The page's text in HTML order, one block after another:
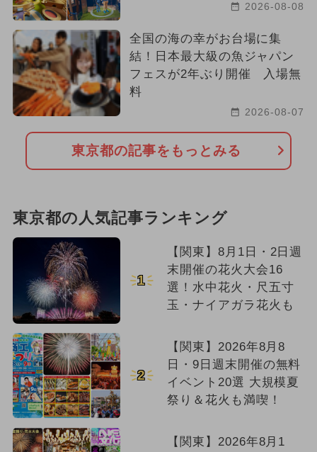
2026-08-08
全国の海の幸がお台場に集
結！日本最大級の魚ジャパン
フェスが2年ぶり開催 入場無
料
2026-08-07
東京都の記事をもっとみる
東京都の人気記事ランキング
1
【関東】8月1日・2日週
末開催の花火大会16
選！水中花火・尺五寸
玉・ナイアガラ花火も
2
【関東】2026年8月8
日・9日週末開催の無料
イベント20選 大規模夏
祭り＆花火も満喫！
【関東】2026年8月1